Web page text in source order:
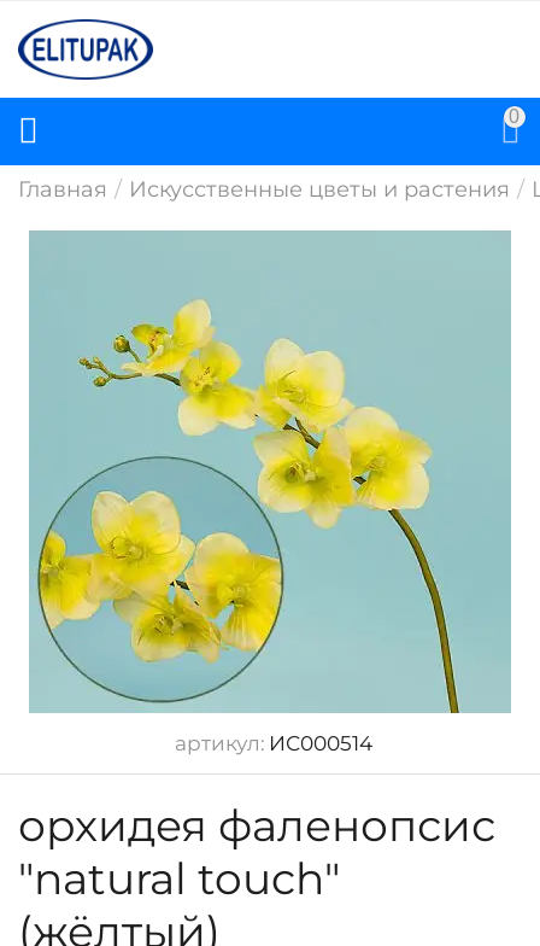
0
Главная / Искусственные цветы и растения /
артикул: ИС000514
орхидея фаленопсис
"natural touch"
(жёлтый)